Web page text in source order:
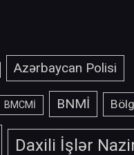
Azərbaycan Polisi
BMCMİ BNMİ
Daxili İşlər